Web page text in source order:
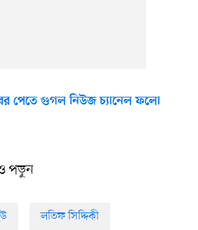
পেতে গুগল নিউজ চ্যানেল ফলো
পড়ুন
লতিফ সিদ্দিকী